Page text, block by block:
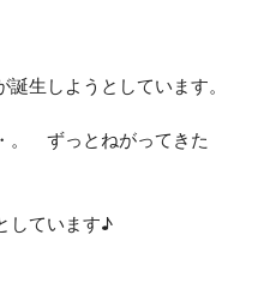
生しようとしています。
。 ずっとねがってきた
しています♪